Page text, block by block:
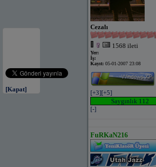
[Kapat]
Cezalı
1568 ileti
Yer:
İş:
Kayıt: 05-01-2007 23:08
[+3][+5]
Saygınlık 112
[-]
FuRKaN216